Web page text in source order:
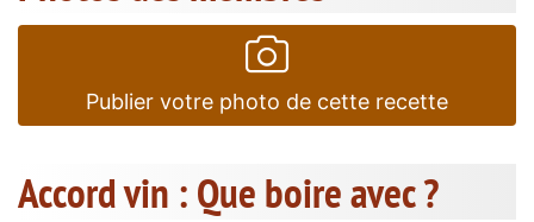
Publier votre photo de cette recette
Accord vin : Que boire avec ?